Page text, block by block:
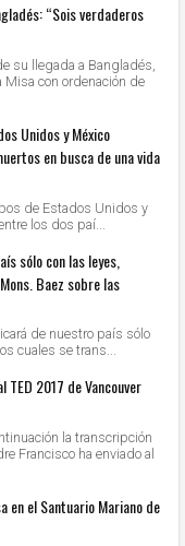
“Sois verdaderos
su llegada a Bangladés,
con ordenación de
Unidos y México
en busca de una vida
de Estados Unidos y
los dos paí...
sólo con las leyes,
Baez sobre las
de nuestro país sólo
cuales se trans...
2017 de Vancouver
la transcripción
Francisco ha enviado al
en el Santuario Mariano de